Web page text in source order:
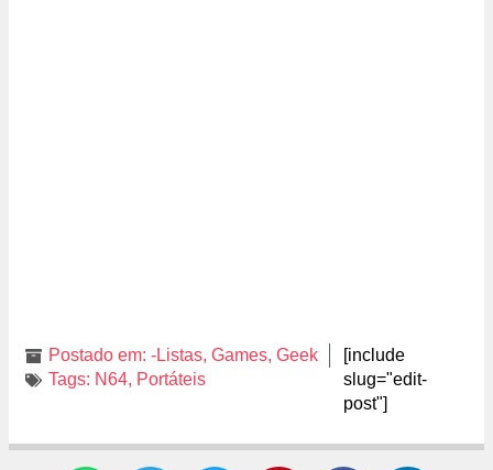
Postado em: -Listas, Games, Geek
Tags: N64, Portáteis
[include
slug="edit-
post"]